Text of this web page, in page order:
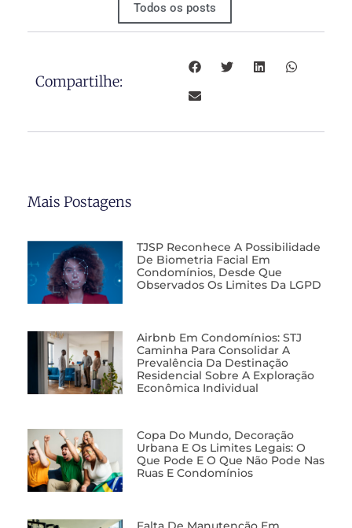
Todos os posts
Compartilhe:
Mais Postagens
TJSP Reconhece A Possibilidade
De Biometria Facial Em
Condomínios, Desde Que
Observados Os Limites Da LGPD
Airbnb Em Condomínios: STJ
Caminha Para Consolidar A
Prevalência Da Destinação
Residencial Sobre A Exploração
Econômica Individual
Copa Do Mundo, Decoração
Urbana E Os Limites Legais: O
Que Pode E O Que Não Pode Nas
Ruas E Condomínios